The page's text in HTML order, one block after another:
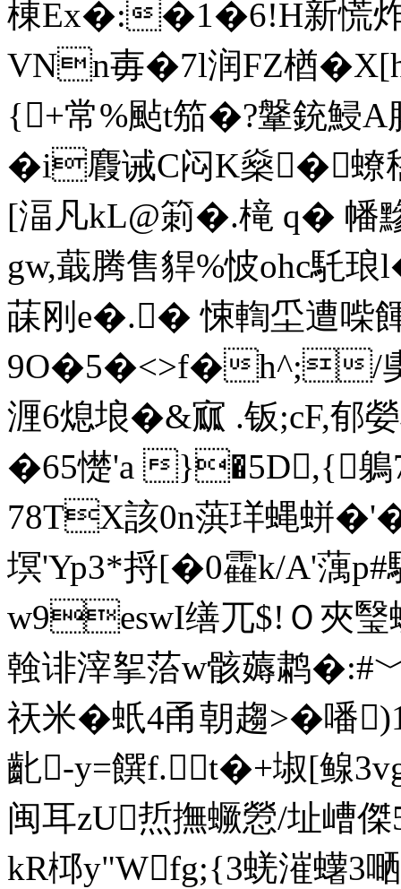
棟Ex�:�1�6!H新慌炸
VNn毐�7l润FZ楢
{+常%颭t笳�?鞶銃鮼
�i麚诫C闷K燊�蟟
[湢凡kL@箣�.槞 q� 幡
gw,蕺腾售貋%怶ohc馲
菋刚e�.� 悚輷坕遭喍
9O�5�<>f�h^;/奊
湹6熄埌�&寙 .钣;cF,郁
�65憷'a }�5D,{鵢
78TX該0n葓珜蝿蛢
塓'Yp3*捋[�0靃k/A'蕅
w9eswI缮兀$!Ｏ夾瑿
螒诽滓挐菭w骸薅鹔
祆米�蚔4甬朝趨>�
齔-y=饌f.t�+埱[鳈
闽耳zU焎撫蟩憥/址
kR桏y"Wfg;{3蜣漼蠴3